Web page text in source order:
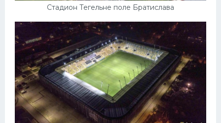
Стадион Тегельне поле Братислава